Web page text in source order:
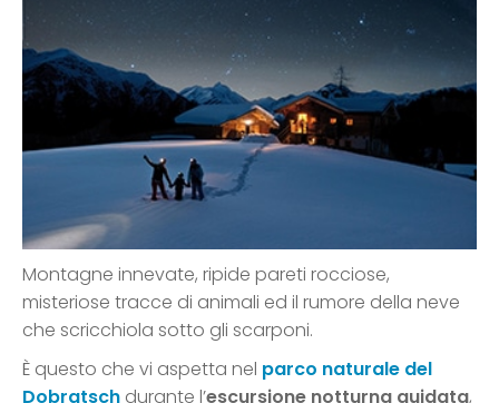
Montagne innevate, ripide pareti rocciose,
misteriose tracce di animali ed il rumore della neve
che scricchiola sotto gli scarponi.
È questo che vi aspetta nel parco naturale del
Dobratsch durante l’escursione notturna guidata,